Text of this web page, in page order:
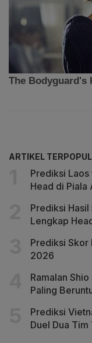
ARTIKEL
Prediksi
Head di Piala
Prediksi
Lengkap
Prediksi Skor
2026
Ramalan
Paling
Prediksi
Duel Dua